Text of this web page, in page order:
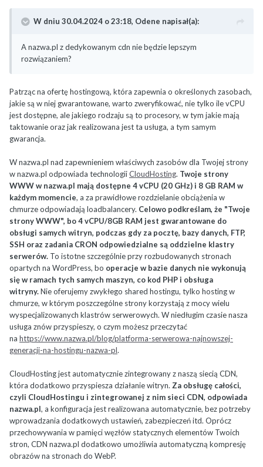
"cloudhostingowych" i nie-promocji
promocji w internecie, nie wiem jaka faktyczna wydajność się
kryje za tym marketingiem i ile te usługi są warte a na rankingi i
W dniu 30.04.2024 o 23:18, Odene napisał(a):
A nazwa.pl z dedykowanym cdn nie będzie lepszym
rozwiązaniem?
Patrząc na ofertę hostingową, która zapewnia o określonych zasobach,
jakie są w niej gwarantowane, warto zweryfikować, nie tylko ile vCPU
jest dostępne, ale jakiego rodzaju są to procesory, w tym jakie mają
taktowanie oraz jak realizowana jest ta usługa, a tym samym
gwarancja.
W nazwa.pl nad zapewnieniem właściwych zasobów dla Twojej strony
w nazwa.pl odpowiada technologiiCloudHosting. Twoje strony
WWW w nazwa.pl mają dostępne 4 vCPU (20 GHz) i 8 GB RAM w
każdym momencie, a za prawidłowe rozdzielanie obciążenia w
chmurze odpowiadają loadbalancery. Celowo podkreślam, że "Twoje
strony WWW", bo 4 vCPU/8GB RAM jest gwarantowane do
obsługi samych witryn, podczas gdy za pocztę, bazy danych, FTP,
SSH oraz zadania CRON odpowiedzialne są oddzielne klastry
serwerów. To istotne szczególnie przy rozbudowanych stronach
opartych na WordPress, bo operacje w bazie danych nie wykonują
się w ramach tych samych maszyn, co kod PHP i obsługa
witryny.Nie oferujemy zwykłego shared hostingu, tylko hosting w
chmurze, w którym poszczególne strony korzystają z mocy wielu
wyspecjalizowanych klastrów serwerowych. W niedługim czasie nasza
usługa znów przyspieszy, o czym możesz przeczytać
na https://www.nazwa.pl/blog/platforma-serwerowa-najnowszej-
generacji-na-hostingu-nazwa-pl.
CloudHosting jest automatycznie zintegrowany z naszą siecią CDN,
która dodatkowo przyspiesza działanie witryn. Za obsługę całości,
czyli CloudHostingu i zintegrowanej z nim sieci CDN, odpowiada
nazwa.pl, a konfiguracja jest realizowana automatycznie, bez potrzeby
wprowadzania dodatkowych ustawień, zabezpieczeń itd. Oprócz
przechowywania w pamięci węzłów statycznych elementów Twoich
stron, CDN nazwa.pl dodatkowo umożliwia automatyczną kompresję
obrazów na stronach do WebP.